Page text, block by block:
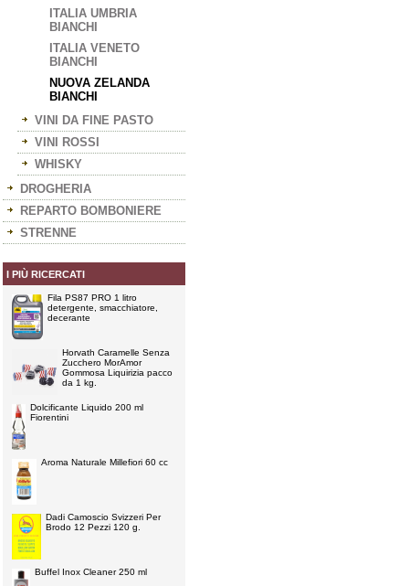
ITALIA UMBRIA
BIANCHI
ITALIA VENETO
BIANCHI
NUOVA ZELANDA
BIANCHI
VINI DA FINE PASTO
VINI ROSSI
WHISKY
DROGHERIA
REPARTO BOMBONIERE
STRENNE
I PIÙ RICERCATI
Fila PS87 PRO 1 litro
detergente, smacchiatore,
decerante
Horvath Caramelle Senza
Zucchero MorAmor
Gommosa Liquirizia pacco
da 1 kg.
Dolcificante Liquido 200 ml
Fiorentini
Aroma Naturale Millefiori 60 cc
Dadi Camoscio Svizzeri Per
Brodo 12 Pezzi 120 g.
Buffel Inox Cleaner 250 ml